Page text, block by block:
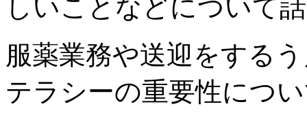
しいことなどについて
服薬業務や送迎をする
テラシーの重要性につ